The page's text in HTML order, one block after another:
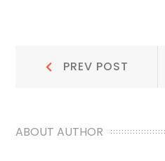
Navigasi
PREV POST
ABOUT AUTHOR